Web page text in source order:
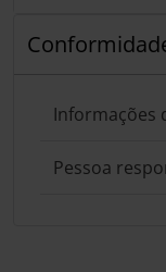
Informações
Pessoa